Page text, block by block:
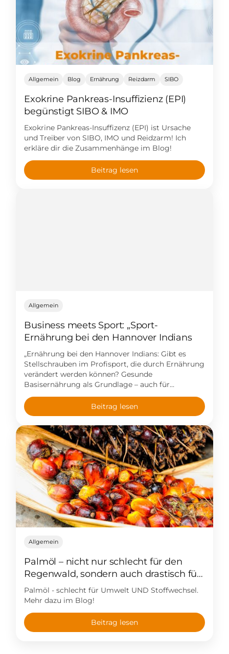
Allgemein Blog Ernährung Reizdarm SIBO
Exokrine Pankreas-Insuffizienz (EPI)
begünstigt SIBO & IMO
Exokrine Pankreas-Insuffizenz (EPI) ist Ursache
und Treiber von SIBO, IMO und Reidzarm! Ich
erkläre dir die Zusammenhänge im Blog!
Beitrag lesen
Allgemein
Business meets Sport: „Sport-
Ernährung bei den Hannover Indians
„Ernährung bei den Hannover Indians: Gibt es
Stellschrauben im Profisport, die durch Ernährung
verändert werden können? Gesunde
Basisernährung als Grundlage – auch für
Nichtprofis.“ Bei der gestrigen „Business meets
Sport“-Veranstaltung der EC Hannover Indians
im Autohaus Gabrisch in Hemmingen hatte ich
die Gelegenheit, ein paar Worte zum Thema
Ernährung im Profisport zu sagen. Ich hoffe, auch
[…]
Beitrag lesen
Allgemein
Palmöl – nicht nur schlecht für den
Regenwald, sondern auch drastisch für
den Stoffwechsel!
Palmöl - schlecht für Umwelt UND Stoffwechsel.
Mehr dazu im Blog!
Beitrag lesen